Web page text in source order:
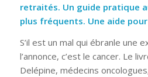
retraités. Un guide pratique
plus fréquents. Une aide
S’il est un mal qui ébranle une
l’annonce, c’est le cancer. Le
Delépine, médecins